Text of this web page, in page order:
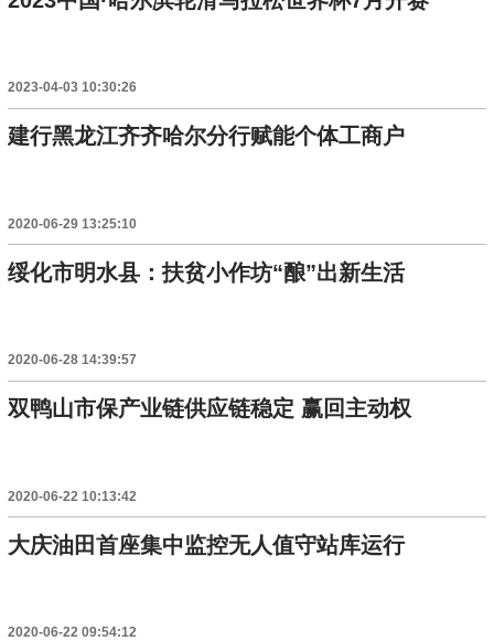
2023-04-03 10:30:26
建行黑龙江齐齐哈尔分行赋能个体工商户
2020-06-29 13:25:10
绥化市明水县：扶贫小作坊“酿”出新生活
2020-06-28 14:39:57
双鸭山市保产业链供应链稳定 赢回主动权
2020-06-22 10:13:42
大庆油田首座集中监控无人值守站库运行
2020-06-22 09:54:12